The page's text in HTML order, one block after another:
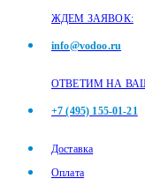
ЖДЕМ ЗАЯВОК:
info@vodoo.ru
ОТВЕТИМ НА
+7 (495) 155-01-21
Доставка
Оплата